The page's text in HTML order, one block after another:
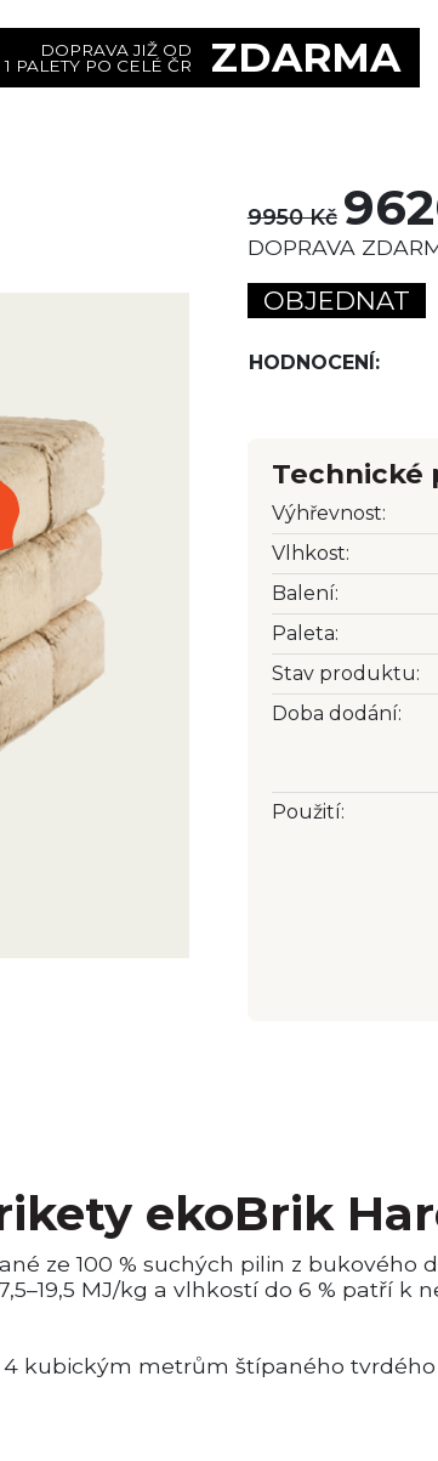
DOPRAVA JIŽ OD
1 PALETY PO CELÉ ČR
ZDARMA
9950 Kč
DOPRAVA
OBJEDNAT
HODNOCENÍ:
Technické
Výhřevnost:
Vlhkost:
Balení:
Paleta:
Stav produktu:
Doba dodání:
Použití:
ekoBrik
ze 100 % suchých pilin z bukového
MJ/kg a vlhkostí do 6 % patří k
kubickým metrům štípaného tvrdého